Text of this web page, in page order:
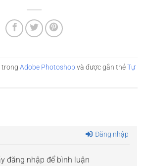
trong Adobe Photoshop và được gắn thẻTự
Đăng nhập
đăng nhập để bình luận